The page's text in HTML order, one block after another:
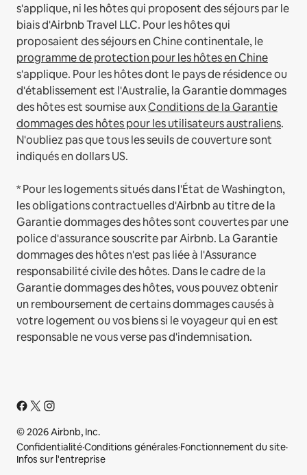
s'applique, ni les hôtes qui proposent des séjours par le
biais d'Airbnb Travel LLC. Pour les hôtes qui
proposaient des séjours en Chine continentale, le
programme de protection pour les hôtes en Chine
s'applique. Pour les hôtes dont le pays de résidence ou
d'établissement est l'Australie, la Garantie dommages
des hôtes est soumise auxConditions de la Garantie
dommages des hôtes pour les utilisateurs australiens.
N'oubliez pas que tous les seuils de couverture sont
indiqués en dollars US.
* Pour les logements situés dans l'État de Washington,
les obligations contractuelles d'Airbnb au titre de la
Garantie dommages des hôtes sont couvertes par une
police d'assurance souscrite par Airbnb. La Garantie
dommages des hôtes n'est pas liée à l'Assurance
responsabilité civile des hôtes. Dans le cadre de la
Garantie dommages des hôtes, vous pouvez obtenir
un remboursement de certains dommages causés à
votre logement ou vos biens si le voyageur qui en est
responsable ne vous verse pas d'indemnisation.
© 2026 Airbnb, Inc.
Confidentialité·Conditions générales·Fonctionnement du site·
Infos sur l'entreprise